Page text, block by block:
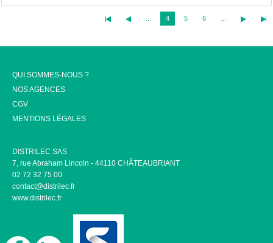
4 5 6
QUI SOMMES-NOUS ?
NOS AGENCES
CGV
MENTIONS LÉGALES
DISTRILEC SAS
7, rue Abraham Lincoln - 44110 CHÂTEAUBRIANT
02 72 32 75 00
contact@distrilec.fr
www.distrilec.fr